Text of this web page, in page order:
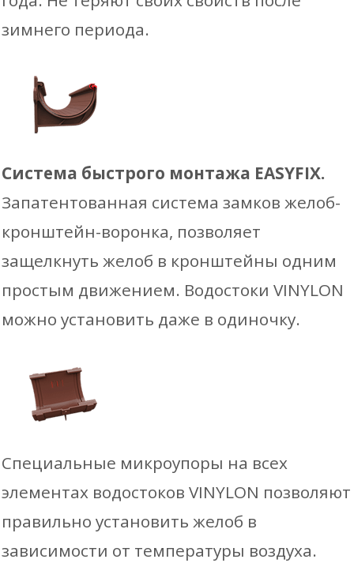
зимнего периода.
Система быстрого монтажа EASYFIX.
Запатентованная система замков желоб-
кронштейн-воронка, позволяет
защелкнуть желоб в кронштейны одним
простым движением. Водостоки VINYLON
можно установить даже в одиночку.
Специальные микроупоры на всех
элементах водостоков VINYLON позволяют
правильно установить желоб в
зависимости от температуры воздуха.